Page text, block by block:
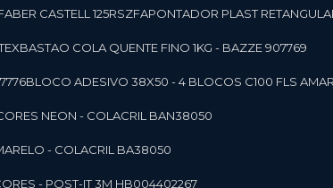
CASTELL 125RSZF APONTADOR PLAST
BASTAO COLA QUENTE FINO 1KG - BAZZE 907769
BLOCO ADESIVO 38X50 - 4 BLOCOS C100 FLS
NEON - COLACRIL BAN38050
- COLACRIL BA38050
- POST-IT 3M HB004402267